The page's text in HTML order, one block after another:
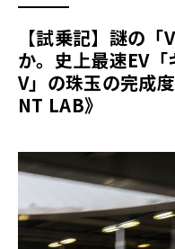
【試乗記】謎の
か。史上最速EV
V」の珠玉の完成
NT LAB》